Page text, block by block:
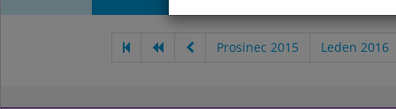
Prosinec 2015 Leden 2016